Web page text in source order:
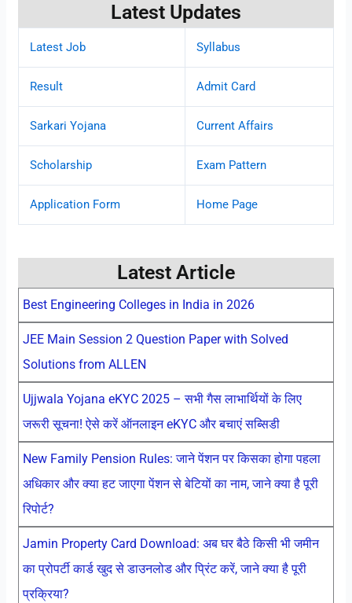
Latest Updates
Latest Job Syllabus
Result Admit Card
Sarkari Yojana Current Affairs
Scholarship Exam Pattern
Application Form Home Page
Latest Article
Best Engineering Colleges in India in 2026
JEE Main Session 2 Question Paper with Solved
Solutions from ALLEN
Ujjwala Yojana eKYC 2025 – सभी गैस लाभार्थियों के लिए
जरूरी सूचना! ऐसे करें ऑनलाइन eKYC और बचाएं सब्सिडी
New Family Pension Rules: जाने पेंशन पर किसका होगा पहला
अधिकार और क्या हट जाएगा पेंशन से बेटियों का नाम, जाने क्या है पूरी
रिपोर्ट?
Jamin Property Card Download: अब घर बैठे किसी भी जमीन
का प्रोपर्टी कार्ड खुद से डाउनलोड और प्रिंट करें, जाने क्या है पूरी
प्रक्रिया?